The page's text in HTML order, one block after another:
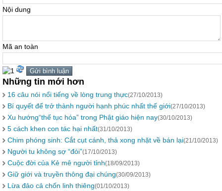
Nội dung
Mã an toàn
Những tin mới hơn
16 câu nói nổi tiếng về lòng trung thực(27/10/2013)
Bí quyết để trở thành người hạnh phúc nhất thế giới(27/10/2013)
Xu hướng“thế tục hóa” trong Phật giáo hiện nay(30/10/2013)
5 cách khen con tác hại nhất(31/10/2013)
Chim phóng sinh: Cắt cụt cánh, thả xong nhặt về bán lại(21/10/2013)
Người tu không sợ “đói”(17/10/2013)
Cuộc đời của Kẻ mê người tỉnh(18/09/2013)
Giữ giới và truyền thông đại chúng(30/09/2013)
Lừa đảo cả chốn linh thiêng(01/10/2013)